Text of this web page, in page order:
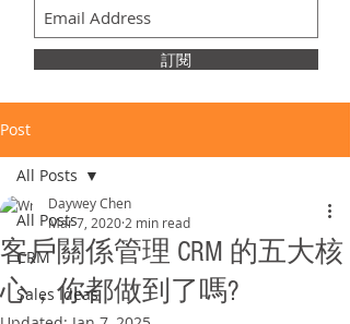
訂閱
Post
All Posts
CRM
Sales Ideas
All Posts
客戶關係管理 CRM 的五大核
心，你都做到了嗎?
Daywey Chen
Mar 7, 2020 2 min read